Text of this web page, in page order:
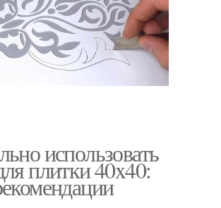
использовать
плитки 40x40: